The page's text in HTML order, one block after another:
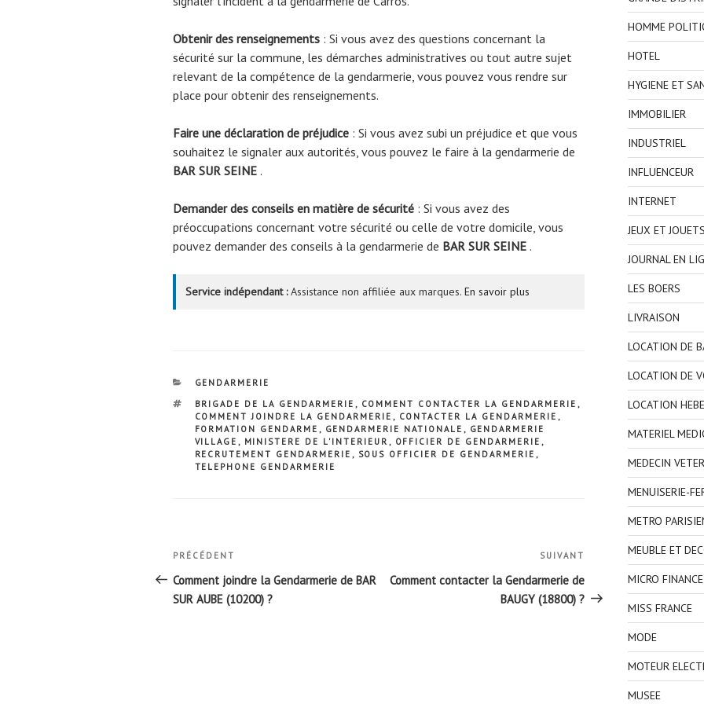
Obtenir des renseignements : Si vous avez des questions concernant la
sécurité sur la commune, les démarches administratives ou tout autre sujet
relevant de la compétence de la gendarmerie, vous pouvez vous rendre sur
place pour obtenir des renseignements.
Faire une déclaration de préjudice : Si vous avez subi un préjudice et que vous
souhaitez le signaler aux autorités, vous pouvez le faire à la gendarmerie de
BAR SUR SEINE .
Demander des conseils en matière de sécurité : Si vous avez des
préoccupations concernant votre sécurité ou celle de votre domicile, vous
pouvez demander des conseils à la gendarmerie de BAR SUR SEINE .
Service indépendant :Assistance non affiliée aux marques. En savoir plus
CATÉGORIES
GENDARMERIE
ÉTIQUETTES
BRIGADE DE LA GENDARMERIE , COMMENT CONTACTER LA GENDARMERIE ,
COMMENT JOINDRE LA GENDARMERIE , CONTACTER LA GENDARMERIE ,
FORMATION GENDARME , GENDARMERIE NATIONALE , GENDARMERIE
VILLAGE , MINISTERE DE L'INTERIEUR , OFFICIER DE GENDARMERIE ,
RECRUTEMENT GENDARMERIE , SOUS OFFICIER DE GENDARMERIE ,
TELEPHONE GENDARMERIE
Navigation
de
l’article
Article
précédent
PRÉCÉDENT
Comment joindre la Gendarmerie de BAR
SUR AUBE (10200) ?
suivant
SUIVANT
Comment contacter la Gendarmerie de
BAUGY (18800) ?
HOMME
HOTEL
HYGIENE ET
IMMOBILIER
INDUSTRIEL
INFLUENCEUR
INTERNET
JEUX ET JOUETS
JOURNAL EN
LES BOERS
LIVRAISON
LOCATION DE
LOCATION DE
LOCATION
MATERIEL
MEDECIN
MENUISERIE-
METRO
MEUBLE ET
MICRO FINANCE
MISS FRANCE
MODE
MOTEUR
MUSEE